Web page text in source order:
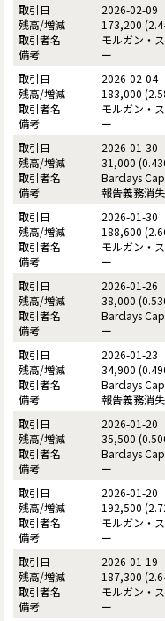
2026-02-09
173,200
モルガン・
ー
2026-02-04
183,000
モルガン・
ー
2026-01-30
31,000
Barclays
報告義務消失
2026-01-30
188,600
モルガン・
ー
2026-01-26
38,000
Barclays
ー
2026-01-23
34,900
Barclays
報告義務消失
2026-01-20
35,500
Barclays
ー
2026-01-20
192,500
モルガン・
ー
2026-01-19
187,300
モルガン・
ー